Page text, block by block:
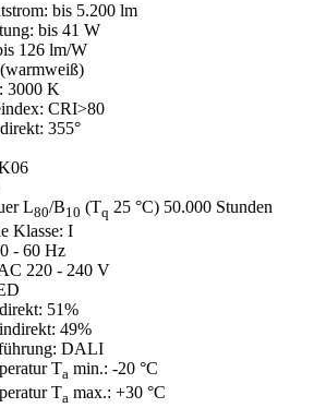
bis 5.200 lm
bis 41 W
126 lm/W
3000 K
CRI>80
355°
L80/B10 (Tq 25 °C) 50.000 Stunden
Klasse: I
- 60 Hz
220 - 240 V
51%
49%
DALI
Ta min.: -20 °C
Ta max.: +30 °C